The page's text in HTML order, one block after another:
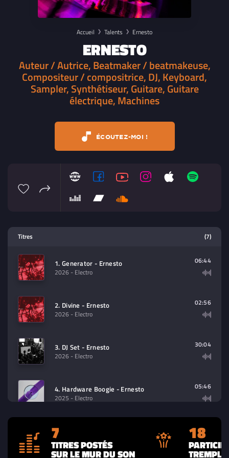
Accueil Talents Ernesto
ERNESTO
Auteur / Autrice, Beatmaker / beatmakeuse,
Compositeur / compositrice, DJ, Keyboard,
Sampler, Synthétiseur, Guitare, Guitare
électrique, Machines
ÉCOUTEZ-MOI !
contenu à lire (audio/video)
Titres (7)
1. Generator - Ernesto
2026 - Electro
06:44
2. Divine - Ernesto
2026 - Electro
02:56
3. DJ Set - Ernesto
2026 - Electro
30:04
4. Hardware Boogie - Ernesto
2025 - Electro
05:46
5. DJ Set @ Djoon Club - Ernesto
2025 - Electro
30:40
7
TITRES POSTÉS
SUR LE MUR DU SON
18